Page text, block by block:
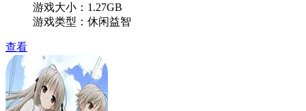
游戏大小：1.27GB
游戏类型：休闲益智
查看